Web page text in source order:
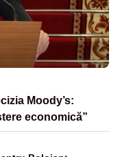
Moody’s:
economică”